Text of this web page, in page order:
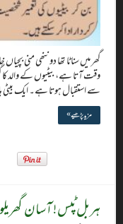
گھر میں سناٹا تھا دو ننھی منی
وقت آتا ہے، بیٹیوں کے والد
سے استقبال ہوتا ہے۔ ایک
مزید پڑھیے »
ہربل ٹپس! آسان